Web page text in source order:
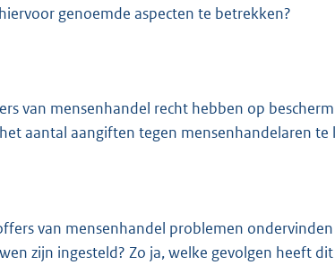
genoemde aspecten te betrekken?
van mensenhandel recht hebben op
aantal aangiften tegen mensenhandelaren te
van mensenhandel problemen
zijn ingesteld? Zo ja, welke gevolgen heeft